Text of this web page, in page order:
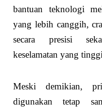
bantuan teknologi
yang lebih canggih,
secara presisi
keselamatan yang
Meski demikian,
digunakan tetap